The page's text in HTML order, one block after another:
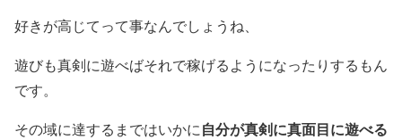
好きが高じてって事なんでしょうね、
遊びも真剣に遊べばそれで稼げるようになったりするもん
です。
その域に達するまではいかに自分が真剣に真面目に遊べる